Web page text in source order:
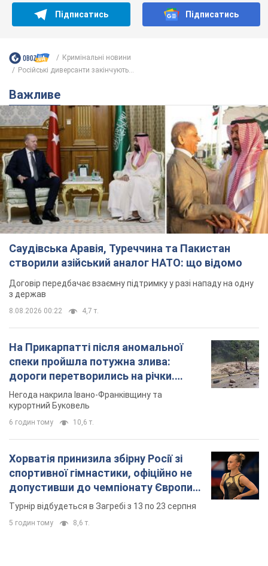
Підписатись Підписатись
Кримінальні новини
Російські диверсанти закінчують...
Важливе
Саудівська Аравія, Туреччина та Пакистан
створили азійський аналог НАТО: що відомо
Договір передбачає взаємну підтримку у разі нападу на одну
з держав
8.08.2026 00:22 4,7 т.
На Прикарпатті після аномальної
спеки пройшла потужна злива:
дороги перетворились на річки.
Відео
Негода накрила Івано-Франківщину та
курортний Буковель
6 годин тому 10,6 т.
Хорватія принизила збірну Росії зі
спортивної гімнастики, офіційно не
допустивши до чемпіонату Європи
основних спортсменів
Турнір відбудеться в Загребі з 13 по 23 серпня
5 годин тому 8,6 т.